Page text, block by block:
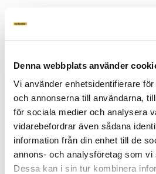
Denna webbplats använder
Vi använder enhetsidentifierare
och annonserna till användarna,
för sociala medier och analysera
vidarebefordrar även sådana
information från din enhet till de
annons- och analysföretag som vi
Dessa kan i sin tur kombinera
släpper ut 60%
BETONGPLINT